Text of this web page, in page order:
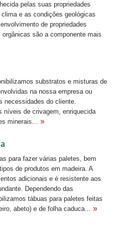
pelas suas propriedades
e as condições geológicas
de propriedades
são a componente mais
substratos e misturas de
na nossa empresa ou
necessidades do cliente.
níveis de crivagem, enriquecida
minerais...
para fazer várias paletes, bem
de produtos em madeira. A
adicionais e é resistente aos
Dependendo das
tábuas para paletes feitas
abeto) e de folha caduca...